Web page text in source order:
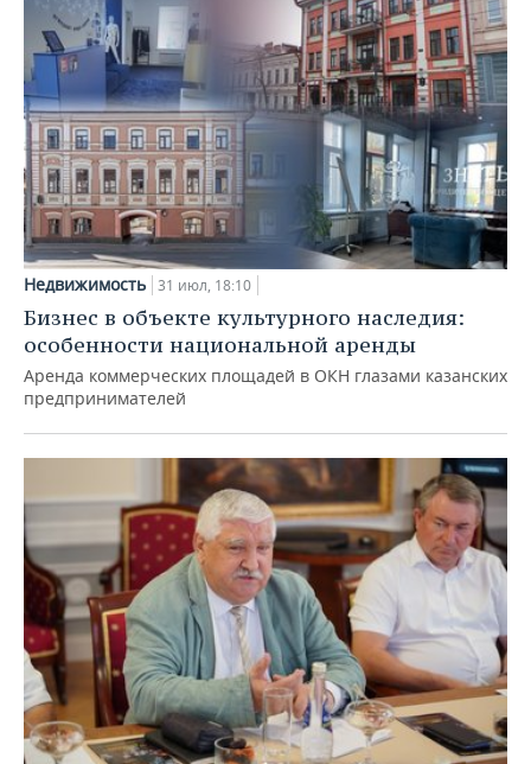
Недвижимость 31 июл, 18:10
Бизнес в объекте культурного наследия:
особенности национальной аренды
Аренда коммерческих площадей в ОКН глазами казанских
предпринимателей